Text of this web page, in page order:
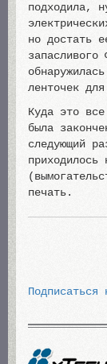
подходила,
но достать
запасливого
ленточек
Куда это
была
следующий
приходилось
печать.
Подписаться